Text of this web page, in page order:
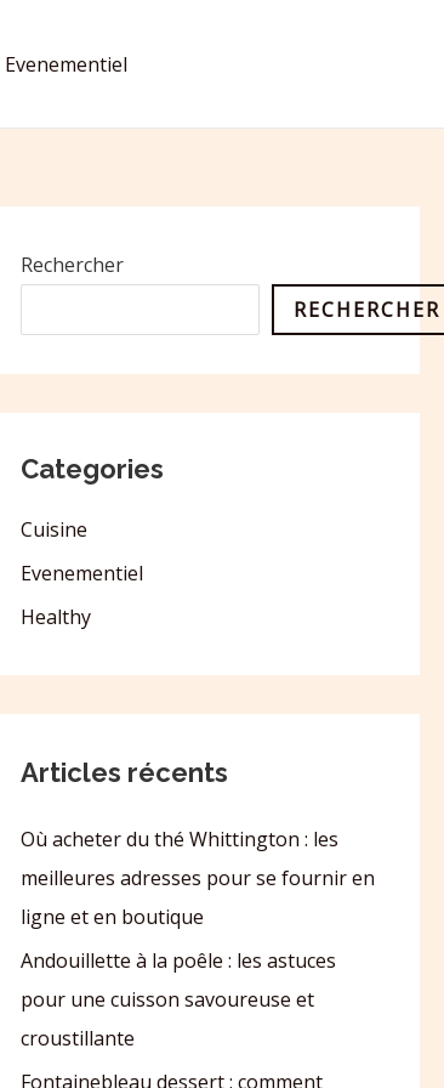
Evenementiel
Rechercher
RECHERCHER
Categories
Cuisine
Evenementiel
Healthy
Articles récents
Où acheter du thé Whittington : les
meilleures adresses pour se fournir en
ligne et en boutique
Andouillette à la poêle : les astuces
pour une cuisson savoureuse et
croustillante
Fontainebleau dessert : comment